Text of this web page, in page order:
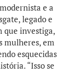
e a
legado e
que investiga,
mulheres, em
esquecidas
“Isso se